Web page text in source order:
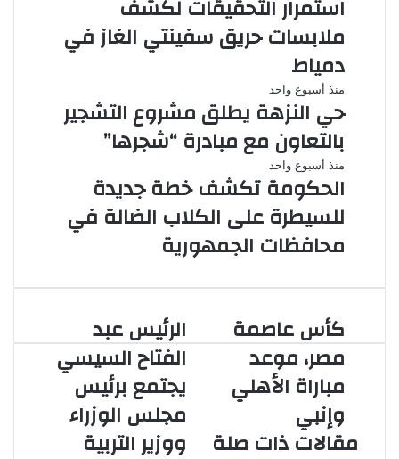
استمرار التحقيقات لكشف
ملابسات حريق سفينتي الغاز في
دمياط
منذ أسبوع واحد
حي النزهة يطلق مشروع التشجير
بالتعاون مع مبادرة “شجرها”
منذ أسبوع واحد
الحكومة تكشف خطة جديدة
للسيطرة على الكلاب الضالة في
محافظات الجمهورية
الرئيس
عبد
الفتاح
السيسي
يجتمع
برئيس
مجلس
الوزراء
الرئيس عبد
الفتاح السيسي
يجتمع برئيس
مجلس الوزراء
ووزير التربية
كأس
عاصمة
مصر،
موعد
مباراة
الأهلي
وإنبي
كأس عاصمة
مصر، موعد
مباراة الأهلي
وإنبي
مقالات ذات صلة